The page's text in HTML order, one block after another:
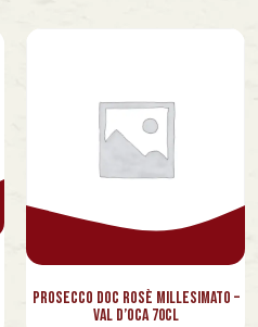
Prosecco Doc Rosè Millesimato –
Val d’Oca 70cl